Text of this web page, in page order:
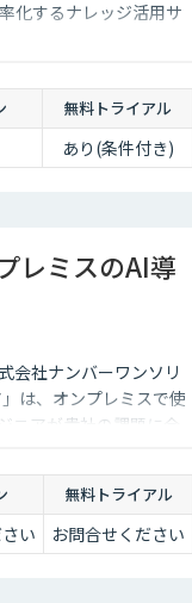
化するナレッジ活用サ
無料トライアル
あり(条件付き)
レミスのAI導
会社ナンバーワンソリ
は、オンプレミスで使
ニアが貴社の課題に合
タを「会社の資産」と
無料トライアル
い お問合せください